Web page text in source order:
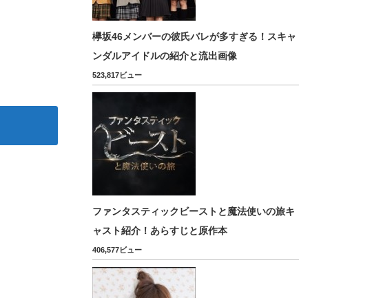
欅坂46メンバーの彼氏バレが多すぎる！スキャ
ンダルアイドルの紹介と流出画像
523,817ビュー
ファンタスティックビーストと魔法使いの旅キ
ャスト紹介！あらすじと原作本
406,577ビュー